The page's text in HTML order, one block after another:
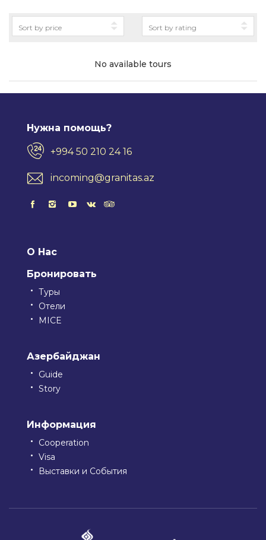
No available tours
Нужна помощь?
+994 50 210 24 16
incoming@granitas.az
О Нас
Бронировать
Туры
Отели
MICE
Азербайджан
Guide
Story
Информация
Cooperation
Visa
Выставки и События